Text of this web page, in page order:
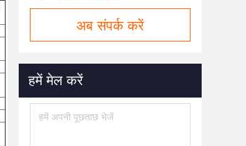
अब संपर्क करें
हमें मेल करें